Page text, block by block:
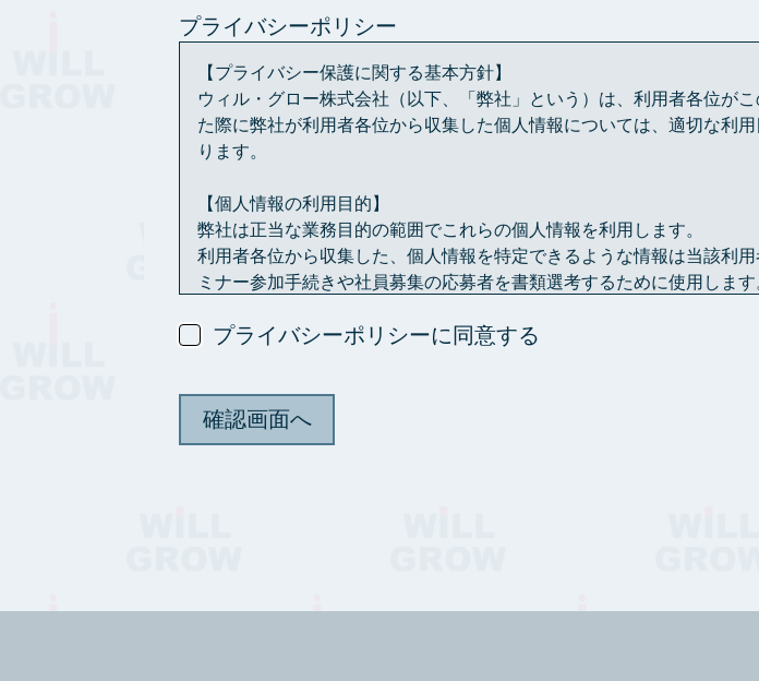
プライバシーポリシー
【プライバシー保護に関する基本方針】
ウィル・グロー株式会社（以下、「弊社」という）は、利用者各位が
た際に弊社が利用者各位から収集した個人情報については、適切な利
ります。
【個人情報の利用目的】
弊社は正当な業務目的の範囲でこれらの個人情報を利用します。
利用者各位から収集した、個人情報を特定できるような情報は当該利
ミナー参加手続きや社員募集の応募者を書類選考するために使用します
【情報の保存期間】
プライバシーポリシーに同意する